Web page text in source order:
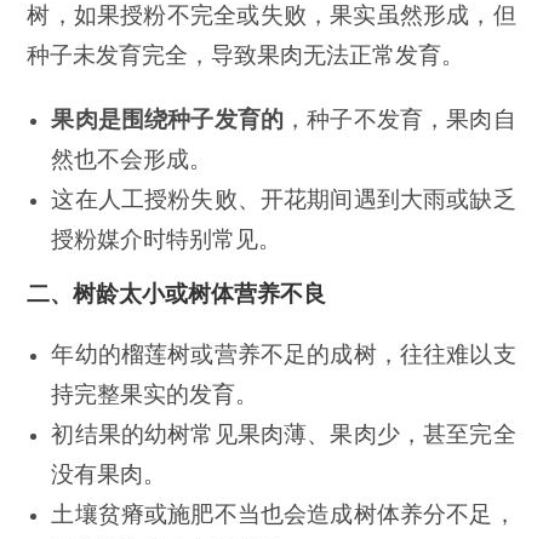
树，如果授粉不完全或失败，果实虽然形成，但
种子未发育完全，导致果肉无法正常发育。
果肉是围绕种子发育的 ，种子不发育，果肉自
然也不会形成。
这在人工授粉失败、开花期间遇到大雨或缺乏
授粉媒介时特别常见。
二、树龄太小或树体营养不良
年幼的榴莲树或营养不足的成树，往往难以支
持完整果实的发育。
初结果的幼树常见果肉薄、果肉少，甚至完全
没有果肉。
土壤贫瘠或施肥不当也会造成树体养分不足，